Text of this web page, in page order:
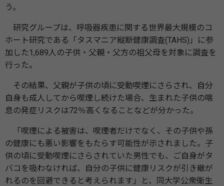
う。
研究グループは、呼吸器疾患に関する世界最大規模のコ
ホート研究である「タスマニア縦断健康調査(TAHS)」に参
加した1,689人の子供・父親・父方の祖父母を対象に調査を
行った。
その結果、父親が子供の頃に受動喫煙にさらされ、自分
自身も成人してから喫煙し続けた場合、生まれた子供の喘
息の発症リスクは72％高くなることなどが分かった。
「喫煙による被害は、喫煙者だけでなく、その子供や孫
の健康にも悪い影響をもたらす可能性が示されました。子
供の頃に受動喫煙にさらされていた男性でも、ご自身がタ
バコを吸わなければ、自分の子供に健康リスクが引き継が
れるのを回避できると考えられます」と、同大学公衆衛生